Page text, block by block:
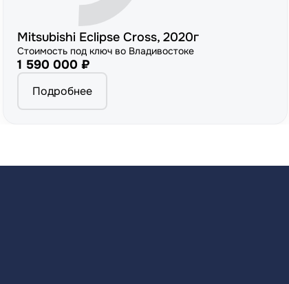
Mitsubishi Eclipse Cross, 2020г
Стоимость под ключ во Владивостоке
1 590 000 ₽
Подробнее